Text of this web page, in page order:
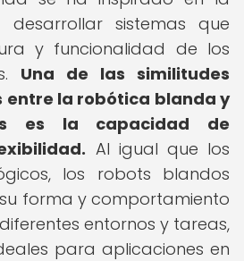
sistemas que
y funcionalidad de los
Una de las similitudes
entre la robótica blanda y
es la capacidad de
Al igual que los
los robots blandos
forma y comportamiento
entornos y tareas,
para aplicaciones en